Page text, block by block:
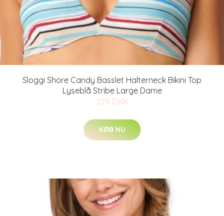
Sloggi Shore Candy Basslet Halterneck Bikini Top
Lyseblå Stribe Large Dame
229 DKK
KØB NU